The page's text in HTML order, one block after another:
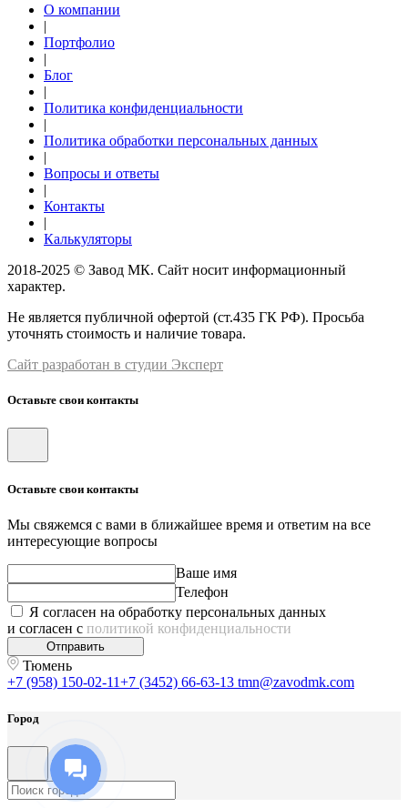
О компании
|
Портфолио
|
Блог
|
Политика конфиденциальности
|
Политика обработки персональных данных
|
Вопросы и ответы
|
Контакты
|
Калькуляторы
2018-2025 © Завод МК. Сайт носит информационный
характер.
Не является публичной офертой (ст.435 ГК РФ). Просьба
уточнять стоимость и наличие товара.
Сайт разработан в студии Эксперт
Оставьте свои контакты
Оставьте свои контакты
Мы свяжемся с вами в ближайшее время и ответим на все
интересующие вопросы
Ваше имя
Телефон
Я согласен на обработку персональных данных
и согласен с политикой конфиденциальности
Отправить
Тюмень
+7 (958) 150-02-11+7 (3452) 66-63-13 tmn@zavodmk.com
Город